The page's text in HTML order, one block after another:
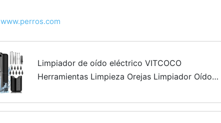
www.perros.com
Limpiador de oído eléctrico VITCOCO
Herramientas Limpieza Orejas Limpiador Oído
Cuenca Incluida, 10 Boquillas...